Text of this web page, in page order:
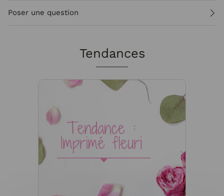
Poser une question
Tendances